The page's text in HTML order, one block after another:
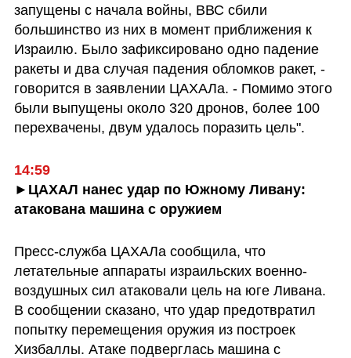
запущены с начала войны, ВВС сбили
большинство из них в момент приближения к
Израилю. Было зафиксировано одно падение
ракеты и два случая падения обломков ракет, -
говорится в заявлении ЦАХАЛа. - Помимо этого
были выпущены около 320 дронов, более 100
перехвачены, двум удалось поразить цель".
14:59
►ЦАХАЛ нанес удар по Южному Ливану:
атакована машина с оружием
Пресс-служба ЦАХАЛа сообщила, что
летательные аппараты израильских военно-
воздушных сил атаковали цель на юге Ливана.
В сообщении сказано, что удар предотвратил
попытку перемещения оружия из построек
Хизбаллы. Атаке подверглась машина с